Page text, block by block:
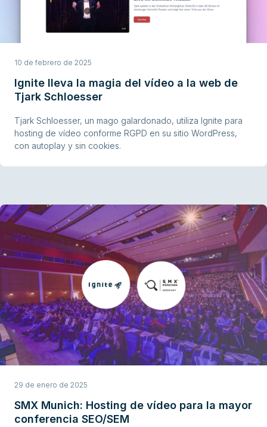
10 de febrero de 2025
Ignite lleva la magia del vídeo a la web de
Tjark Schloesser
Tjark Schloesser, un mago galardonado, utiliza Ignite para
hosting de vídeo conforme RGPD en su sitio WordPress,
con autoplay y sin cookies.
29 de enero de 2025
SMX Munich: Hosting de vídeo para la mayor
conferencia SEO/SEM